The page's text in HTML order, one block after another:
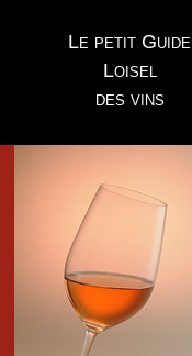
Le petit Guide
Loisel
des vins